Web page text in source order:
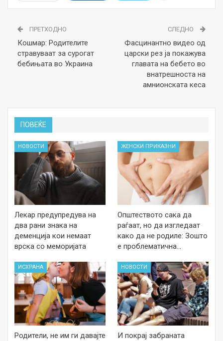
ПРЕТХОДНО
Кошмар: Родителите
стравуваат за сурогат
бебињата во Украина
СЛЕДНО
Фасцинантно видео од
царски рез ја покажува
главата на бебето во
внатрешноста на
амнионската кеса
ПОВЕЌЕ
НОВОСТИ
Лекар предупредува на
два рани знака на
деменција кои немаат
врска со меморијата
ЖЕНСКИ ПРИКАЗНИ
Општеството сака да
раѓаат, но да изгледаат
како да не родиле: Зошто
е проблематична…
ИСХРАНА
Родители, не им ги давајте
НОВОСТИ
И покрај забраната